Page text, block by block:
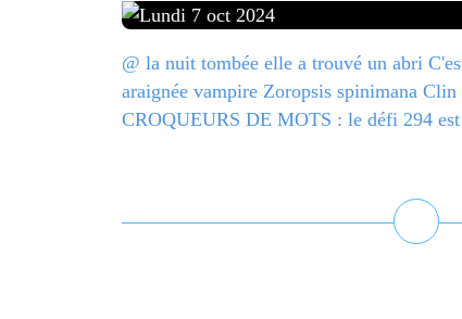
@ la nuit tombée elle a trouvé un abri
araignée vampire Zoropsis spinimana
CROQUEURS DE MOTS : le défi 294 est